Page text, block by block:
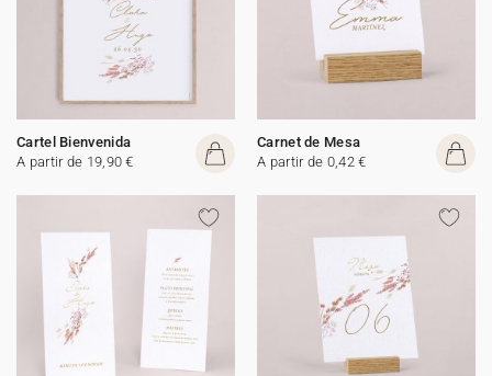
Cartel Bienvenida
A partir de 19,90 €
Carnet de Mesa
A partir de 0,42 €